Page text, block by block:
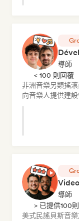
導師
< 100 則回覆
非洲音樂另類搖滾
向音樂人提供建
導師
> 已提供100
美式民謠貝斯音樂